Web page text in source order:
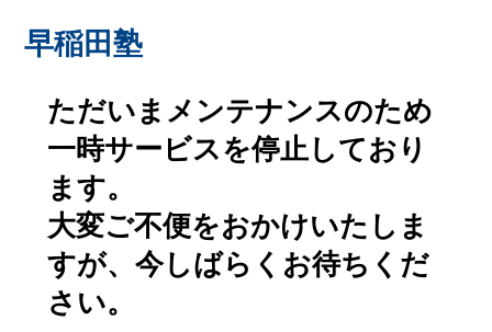
早稲田塾
ただいまメンテナンスのため
一時サービスを停止しており
ます。
大変ご不便をおかけいたしま
すが、今しばらくお待ちくだ
さい。